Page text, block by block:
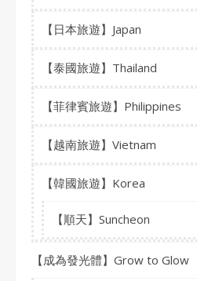
【日本旅遊】Japan
【泰國旅遊】Thailand
【菲律賓旅遊】Philippines
【越南旅遊】Vietnam
【韓國旅遊】Korea
【順天】Suncheon
【成為發光體】Grow to Glow